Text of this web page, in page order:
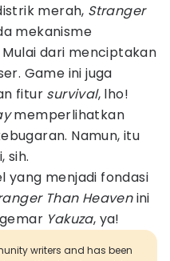
merah, Stranger
mekanisme
dari menciptakan
Game ini juga
fitur survival, lho!
memperlihatkan
Namun, itu
sih.
yang menjadi fondasi
Than Heavenini
Yakuza, ya!
writers and has been